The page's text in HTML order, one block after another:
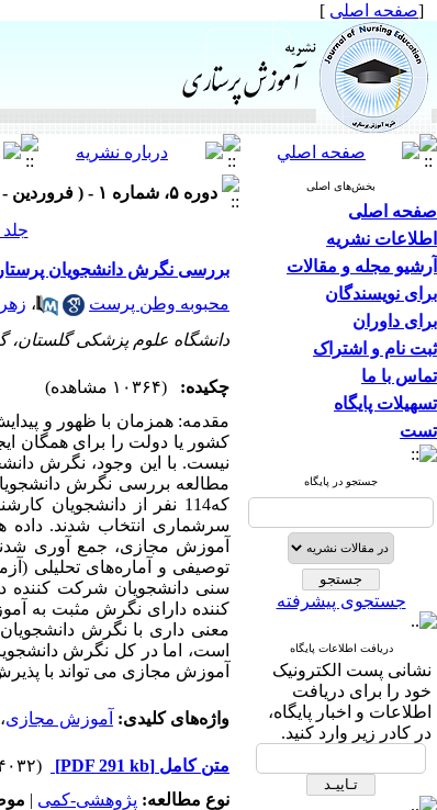
[صفحه اصلی ]
بخش‌های اصلی
صفحه اصلی
اطلاعات نشریه
آرشیو مجله و مقالات
برای نویسندگان
برای داوران
ثبت نام و اشتراک
تماس با ما
تسهیلات پایگاه
تست
جستجو در پایگاه
جستجوی پیشرفته
دریافت اطلاعات پایگاه
نشانی پست الکترونیک
خود را برای دریافت
اطلاعات و اخبار پایگاه،
در کادر زیر وارد کنید.
دوره ۵، شماره ۱ - ( فروردین - اردیبهشت ۱۳۹۵ )
جلد ۵ شماره ۱ صفحات ۶۱-۵۳
بررسی نگرش دانشجویان
محبوبه وطن پرست
،
دانشگاه علوم پزشکی گلستان،
چکیده:
(۱۰۳۶۴ مشاهده)
مقدمه: همزمان با ظهور و
کشور یا دولت را برای همگان
نیست. با این وجود، نگرش
مطالعه بررسی نگرش
کننده دارای نگرش مثبت به
است، اما در کل نگرش
آموزش مجازی می تواند با
واژه‌های کلیدی: آموزش مجازی،
متن کامل [PDF 291 kb]
(۴۰۳۲ دریافت)
نوع مطالعه: پژوهشی-کمی |